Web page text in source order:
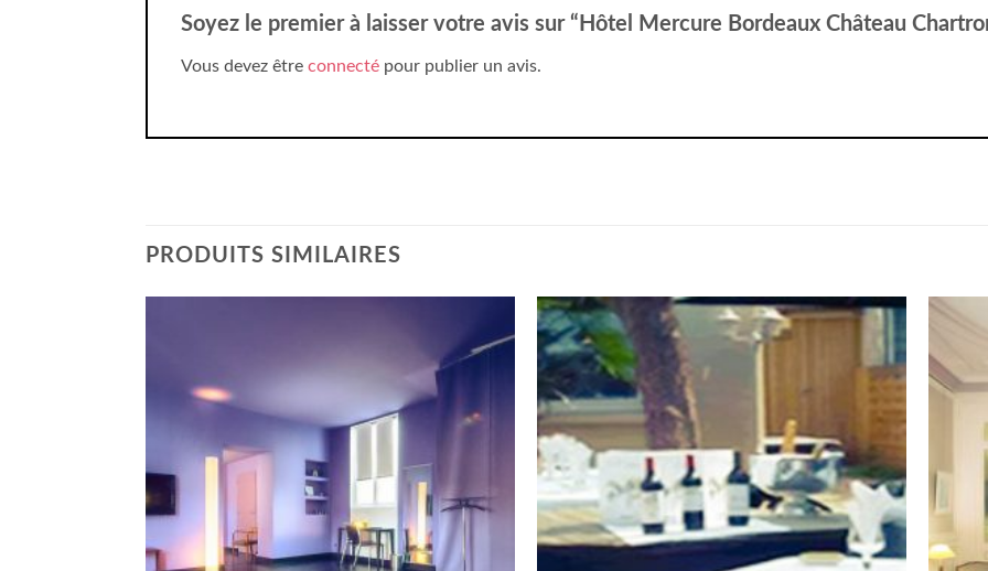
Soyez le premier à laisser votre avis sur “Hôtel Mercure Bordeaux Château
Vous devez être connecté pour publier un avis.
PRODUITS SIMILAIRES